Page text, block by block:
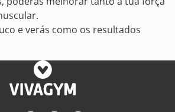
e verás como os resultados